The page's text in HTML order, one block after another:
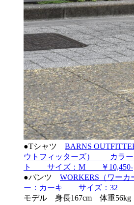
●Tシャツ BARNS
ウトフィッターズ） カラー
ト サイズ：M ￥10,450-
●パンツ WORKERS（ワー
ー：カーキ サイズ：32
モデル 身長167cm 体重